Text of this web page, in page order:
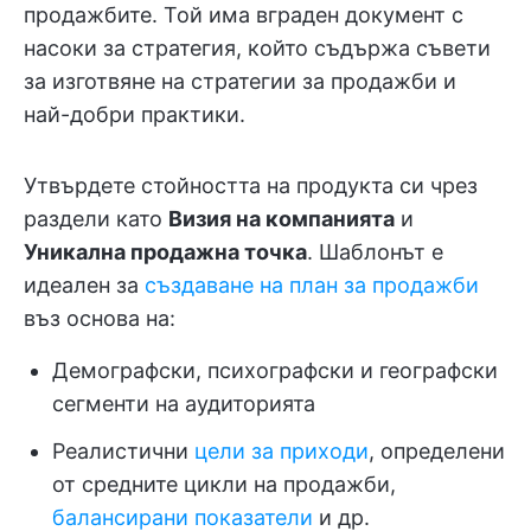
продажбите. Той има вграден документ с
насоки за стратегия, който съдържа съвети
за изготвяне на стратегии за продажби и
най-добри практики.
Утвърдете стойността на продукта си чрез
раздели като Визия на компанията и
Уникална продажна точка. Шаблонът е
идеален за създаване на план за продажби
въз основа на:
Демографски, психографски и географски
сегменти на аудиторията
Реалистични цели за приходи, определени
от средните цикли на продажби,
балансирани показатели и др.